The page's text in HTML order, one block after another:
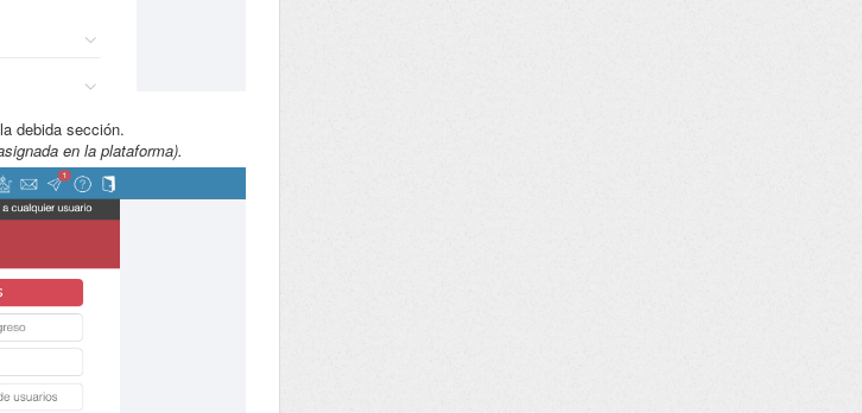
debida sección.
en la plataforma).